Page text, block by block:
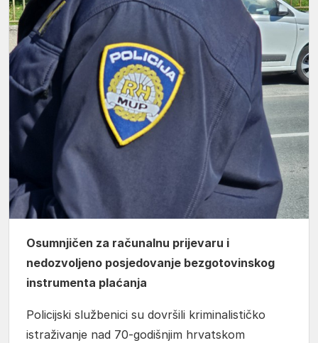
Osumnjičen za računalnu prijevaru i
nedozvoljeno posjedovanje bezgotovinskog
instrumenta plaćanja
Policijski službenici su dovršili kriminalističko
istraživanje nad 70-godišnjim hrvatskom